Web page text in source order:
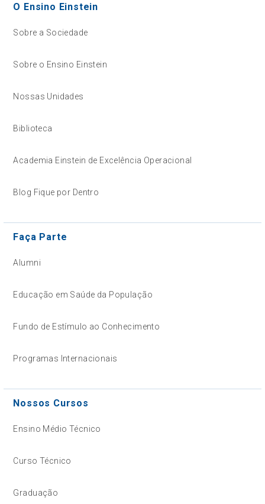
O Ensino Einstein
Sobre a Sociedade
Sobre o Ensino Einstein
Nossas Unidades
Biblioteca
Academia Einstein de Excelência Operacional
Blog Fique por Dentro
Faça Parte
Alumni
Educação em Saúde da População
Fundo de Estímulo ao Conhecimento
Programas Internacionais
Nossos Cursos
Ensino Médio Técnico
Curso Técnico
Graduação